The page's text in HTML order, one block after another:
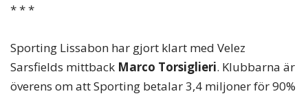
* * *
Sporting Lissabon har gjort klart med Velez
Sarsfields mittback Marco Torsiglieri. Klubbarna är
överens om att Sporting betalar 3,4 miljoner för 90%